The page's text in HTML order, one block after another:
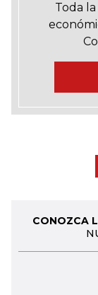
Toda
CONOZCA